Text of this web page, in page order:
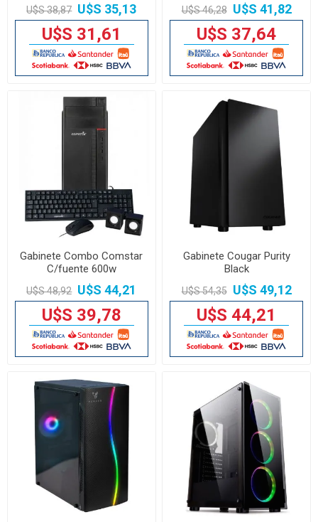
U$S 38,87 U$S 35,13
U$S 31,61
U$S 46,28 U$S 41,82
U$S 37,64
Gabinete Combo Comstar
C/fuente 600w
U$S 48,92 U$S 44,21
U$S 39,78
Gabinete Cougar Purity
Black
U$S 54,35 U$S 49,12
U$S 44,21